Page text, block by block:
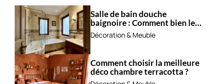
Salle de bain douche
baignoire : Comment bien les
combiner ?
Décoration & Meuble
Comment choisir la meilleure
déco chambre terracotta ?